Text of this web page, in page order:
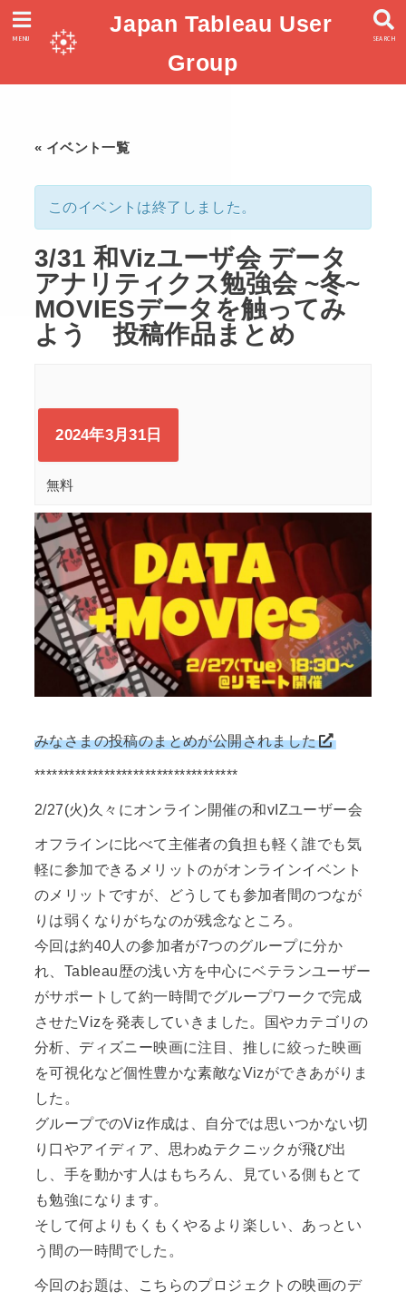
Japan Tableau User
Group
SEARCH
MENU
« イベント一覧
このイベントは終了しました。
3/31 和Vizユーザ会 データ
アナリティクス勉強会 ~冬~
MOVIESデータを触ってみ
よう 投稿作品まとめ
2024年3月31日
無料
みなさまの投稿のまとめが公開されました
***********************************
2/27(火)久々にオンライン開催の和vIZユーザー会
オフラインに比べて主催者の負担も軽く誰でも気
軽に参加できるメリットのがオンラインイベント
のメリットですが、どうしても参加者間のつなが
りは弱くなりがちなのが残念なところ。
今回は約40人の参加者が7つのグループに分か
れ、Tableau歴の浅い方を中心にベテランユーザー
がサポートして約一時間でグループワークで完成
させたVizを発表していきました。国やカテゴリの
分析、ディズニー映画に注目、推しに絞った映画
を可視化など個性豊かな素敵なVizができあがりま
した。
グループでのViz作成は、自分では思いつかない切
り口やアイディア、思わぬテクニックが飛び出
し、手を動かす人はもちろん、見ている側もとて
も勉強になります。
そして何よりもくもくやるより楽しい、あっとい
う間の一時間でした。
今回のお題は、こちらのプロジェクトの映画のデ